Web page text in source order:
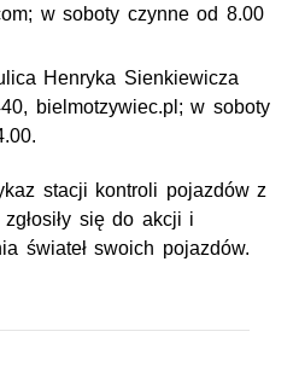
w soboty czynne od 8.00
Henryka Sienkiewicza
bielmotzywiec.pl; w soboty
stacji kontroli pojazdów z
się do akcji i
świateł swoich pojazdów.